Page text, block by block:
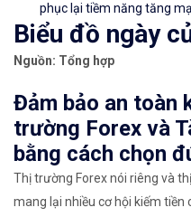
phục lại tiềm năng tăng
Biểu đồ ngày
Nguồn: Tổng hợp
Đảm bảo an toàn
trường Forex và
bằng cách chọn
Thị trường Forex nói riêng và
mang lại nhiều cơ hội kiếm